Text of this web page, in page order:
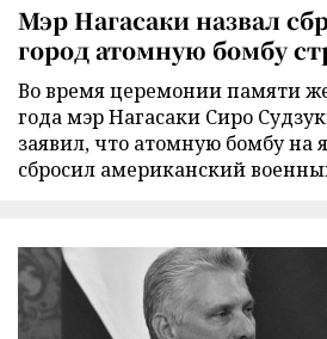
Мэр Нагасаки назвал
город атомную бомбу
Во время церемонии памяти
года мэр Нагасаки Сиро
заявил, что атомную бомбу на
сбросил американский